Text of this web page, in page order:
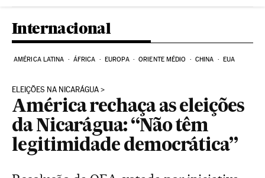
Internacional
AMÉRICA LATINA ÁFRICA EUROPA ORIENTE MÉDIO CHINA EUA
ELEIÇÕES NA NICARÁGUA
América rechaça as eleições
da Nicarágua: “Não têm
legitimidade democrática”